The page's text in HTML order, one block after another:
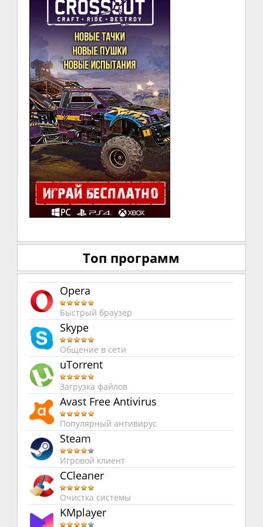
Топ программ
Opera
Быстрый браузер
Skype
Общение в сети
uTorrent
Загрузка файлов
Avast Free Antivirus
Популярный антивирус
Steam
Игровой клиент
CCleaner
Очистка системы
KMplayer